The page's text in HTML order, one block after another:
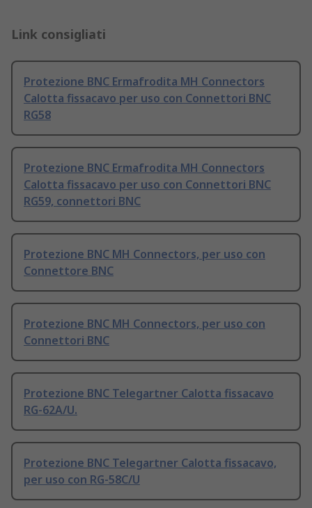
Link consigliati
Protezione BNC Ermafrodita MH Connectors
Calotta fissacavo per uso con Connettori BNC
RG58
Protezione BNC Ermafrodita MH Connectors
Calotta fissacavo per uso con Connettori BNC
RG59, connettori BNC
Protezione BNC MH Connectors, per uso con
Connettore BNC
Protezione BNC MH Connectors, per uso con
Connettori BNC
Protezione BNC Telegartner Calotta fissacavo
RG-62A/U.
Protezione BNC Telegartner Calotta fissacavo,
per uso con RG-58C/U